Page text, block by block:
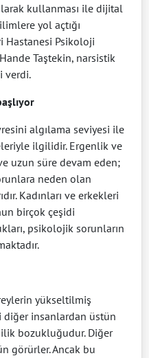
kullanması ile dijital
yol açtığı
Hastanesi Psikoloji
Taştekin, narsistik
verdi.
algılama seviyesi ile
ilgilidir. Ergenlik ve
uzun süre devam eden;
neden olan
Kadınları ve erkekleri
birçok çeşidi
psikolojik sorunların
yükseltilmiş
insanlardan üstün
bozukluğudur. Diğer
görürler. Ancak bu